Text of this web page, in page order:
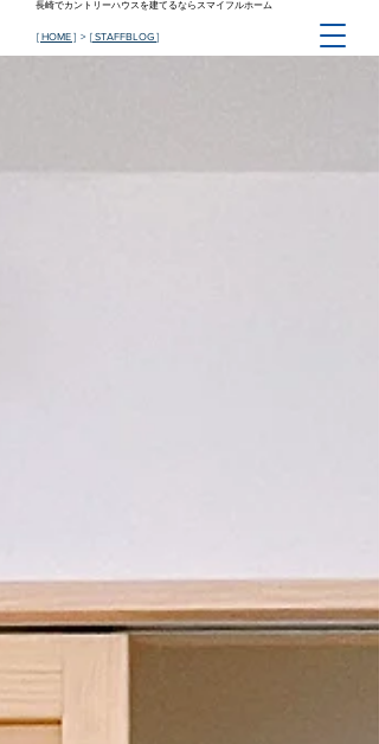
長崎でカントリーハウスを建てるならスマイフルホーム
[ HOME ] > [STAFFBLOG]